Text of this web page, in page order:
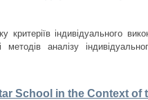
критеріїв індивідуального
аналізу
School in the Context of